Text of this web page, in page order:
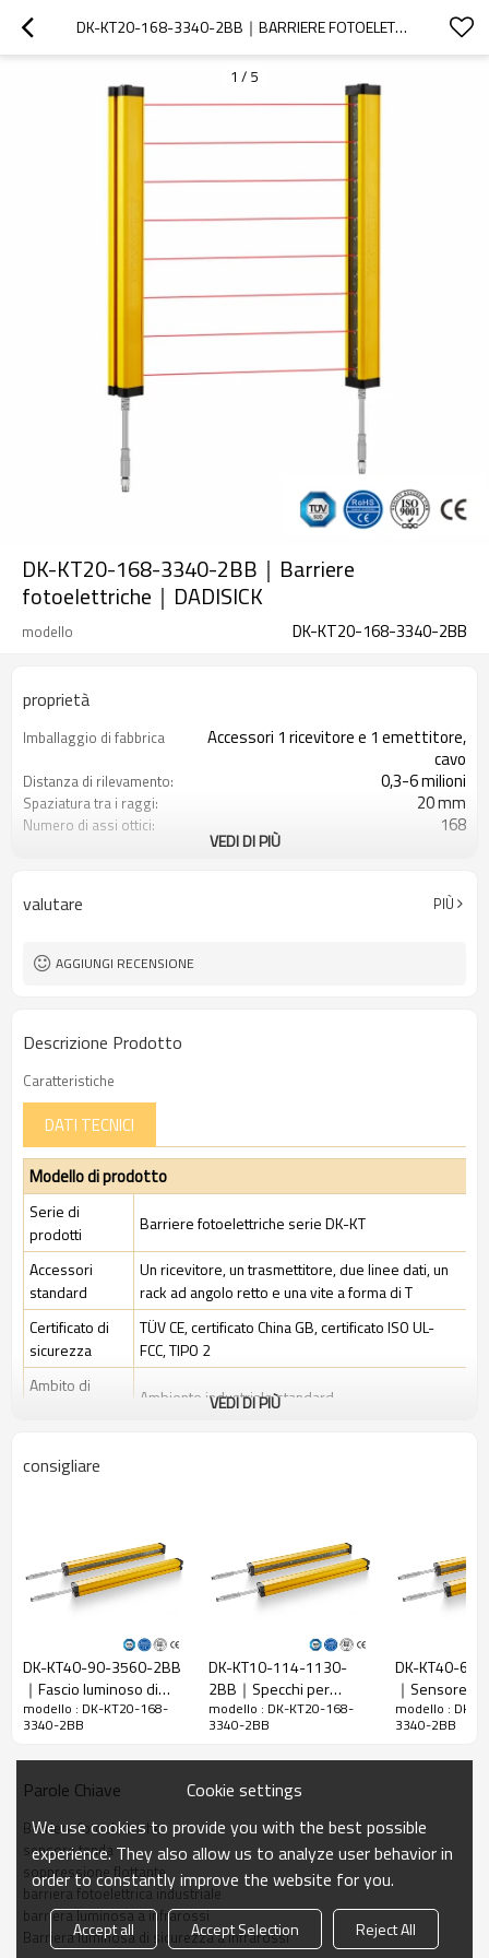
DK-KT20-168-3340-2BB｜BARRIERE FOTOELETTRICHE｜DADISICK
1 / 5
DK-KT20-168-3340-2BB｜Barriere
fotoelettriche｜DADISICK
modello DK-KT20-168-3340-2BB
proprietà
Imballaggio di fabbrica
Accessori 1 ricevitore e 1 emettitore,
cavo
Distanza di rilevamento: 0,3-6 milioni
Spaziatura tra i raggi: 20 mm
Numero di assi ottici: 168
Spina di interfaccia Dotato di connettore M8
VEDI DI PIÙ
valutare PIÙ
AGGIUNGI RECENSIONE
Descrizione Prodotto
Caratteristiche
DATI TECNICI
Modello di prodotto
Serie di
prodotti
Barriere fotoelettriche serie DK-KT
Accessori
standard
Un ricevitore, un trasmettitore, due linee dati, un
rack ad angolo retto e una vite a forma di T
Certificato di
sicurezza
TÜV CE, certificato China GB, certificato ISO UL-
FCC, TIPO 2
Ambito di
Ambiente industriale standard
Caratteristiche
precisione
28 mm
Quantità di
Raggio
d'azione
3340 mm
Taglia del
29mm*29mm*L, L è la lunghezza dell'emettitore e
Distanza di
rilevamento
30-6000mm
Tempo di
risposta
≤15 ms
Dati meccanici
Materiale
VEDI DI PIÙ
consigliare
DK-KT40-90-3560-2BB
｜Fascio luminoso di
sicurezza｜DADISICK
modello : DK-KT20-168-
3340-2BB
DK-KT10-114-1130-
2BB｜Specchi per
barriere fotoelettriche di
sicurezza｜DADISICK
modello : DK-KT20-168-
3340-2BB
DK-KT40-
｜Sensore
｜DADISICK
modello : DK-
3340-2BB
Parole Chiave
Barriere fotoelettriche
sensore tenda
soppressione flottante
barriera fotoelettrica industriale
barriera luminosa a infrarossi
Barriera luminosa di sicurezza a infrarossi
Cookie settings
We use cookies to provide you with the best possible
experience. They also allow us to analyze user behavior in
order to constantly improve the website for you.
Accept all Accept Selection Reject All